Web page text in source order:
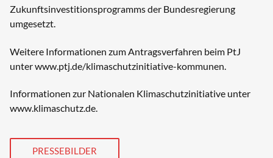
Zukunftsinvestitionsprogramms der Bundesregierung
umgesetzt.
Weitere Informationen zum Antragsverfahren beim PtJ
unterwww.ptj.de/klimaschutzinitiative-kommunen
Informationen zur Nationalen Klimaschutzinitiative unter
www.klimaschutz.de.
PRESSEBILDER